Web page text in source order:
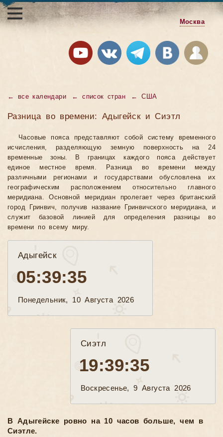
Москва
← все календари ←список стран ←США
Разница во времени: Адыгейск и Сиэтл
Часовые пояса представляют собой систему временного
исчисления, разделяющую земную поверхность на 24
временные зоны. В границах каждого пояса действует
единое местное время. Разница во времени между
различными регионами и государствами обусловлена их
географическим расположением относительно главного
меридиана. Основной меридиан пролегает через британский
город Гринвич, получив название Гринвичского меридиана, и
служит базовой линией для определения разницы во
времени по всему миру.
Адыгейск
05:39:37
Понедельник, 10 Августа 2026
Сиэтл
19:39:37
Воскресенье, 9 Августа 2026
В Адыгейске ровно на 10 часов больше, чем в
Сиэтле.